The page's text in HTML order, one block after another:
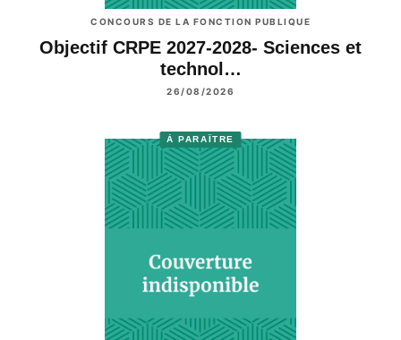
CONCOURS DE LA FONCTION PUBLIQUE
Objectif CRPE 2027-2028- Sciences et
technol…
26/08/2026
À PARAÎTRE